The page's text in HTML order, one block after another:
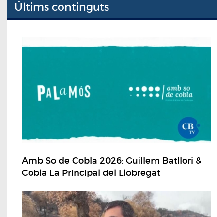
Últims continguts
Amb So de Cobla 2026: Guillem Batllori &
Cobla La Principal del Llobregat